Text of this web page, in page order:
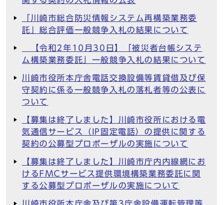
「川崎市総合防災情報システム再構築業務委
託」総合評価一般競争入札の結果について
【令和2年10月30日】「被災者台帳システ
ム構築業務委託」一般競争入札の結果について
川崎市役所本庁舎電話交換設備等賃貸借及び保
守契約に係る一般競争入札の落札者等の公表に
ついて
【募集は終了しました】川崎市役所における電
気通信サービス（IP固定電話）の提供に関する
契約の公募型プロポーザルの実施について
【募集は終了しました】川崎市庁内内線網にお
けるFMCサービス提供環境構築業務委託に関
する公募型プロポーザルの実施について